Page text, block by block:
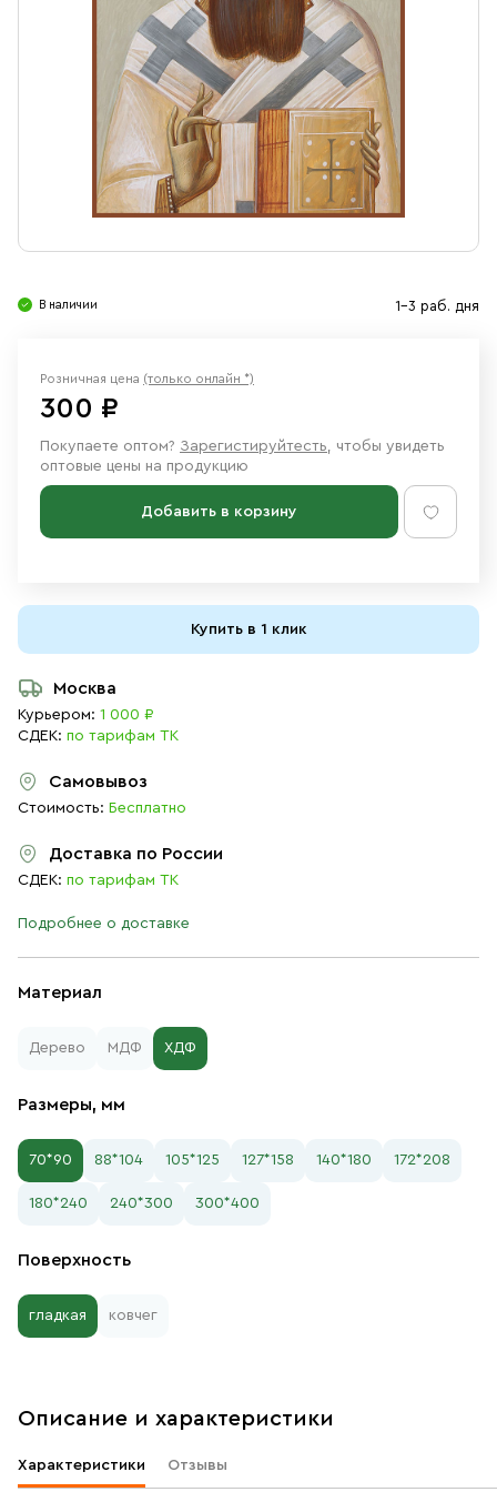
Ювелирные изделия
В наличии 1-3 раб. дня
Материал
Дерево МДФ ХДФ
Размеры, мм
70*90 88*104 105*125 127*158 140*180 172*208
180*240 240*300 300*400
Поверхность
гладкая ковчег
Розничная цена (только онлайн *)
300 ₽
Покупаете оптом? Зарегистируйтесть, чтобы увидеть
оптовые цены на продукцию
Добавить в корзину
Купить в 1 клик
Москва
Курьером: 1 000 ₽
СДЕК: по тарифам ТК
Самовывоз
Стоимость: Бесплатно
Доставка по России
СДЕК: по тарифам ТК
Подробнее о доставке
Описание и характеристики
Характеристики Отзывы